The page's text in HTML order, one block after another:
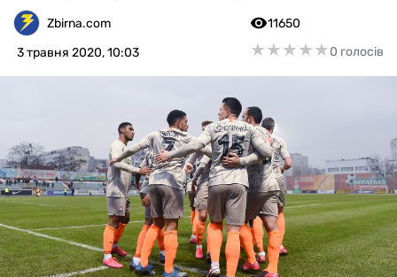
РІЗНЕ
БУКМЕКЕРИ
Zbirna.com
3 травня 2020, 10:03
11650
★★★★★
★★★★★0 голосів